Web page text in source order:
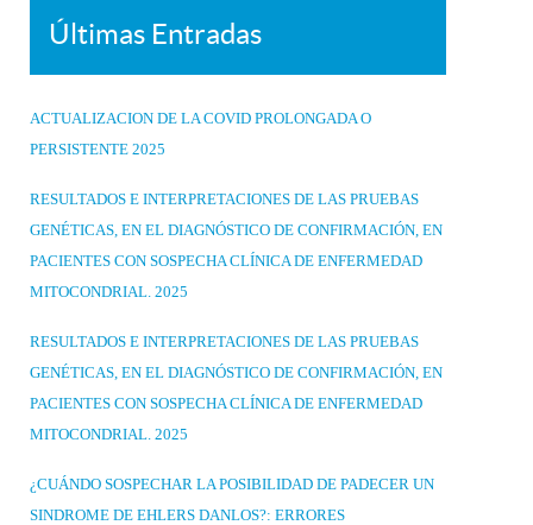
Últimas Entradas
ACTUALIZACION DE LA COVID PROLONGADA O
PERSISTENTE 2025
RESULTADOS E INTERPRETACIONES DE LAS PRUEBAS
GENÉTICAS, EN EL DIAGNÓSTICO DE CONFIRMACIÓN, EN
PACIENTES CON SOSPECHA CLÍNICA DE ENFERMEDAD
MITOCONDRIAL. 2025
RESULTADOS E INTERPRETACIONES DE LAS PRUEBAS
GENÉTICAS, EN EL DIAGNÓSTICO DE CONFIRMACIÓN, EN
PACIENTES CON SOSPECHA CLÍNICA DE ENFERMEDAD
MITOCONDRIAL. 2025
¿CUÁNDO SOSPECHAR LA POSIBILIDAD DE PADECER UN
SINDROME DE EHLERS DANLOS?: ERRORES